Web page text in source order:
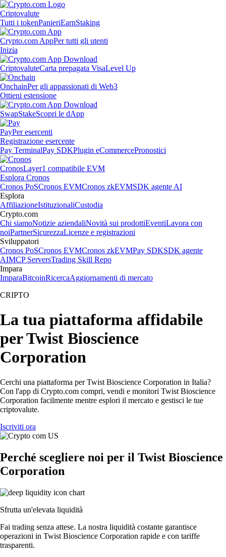
Criptovalute
Tutti i tokenPanieriEarnStaking
Crypto.com AppPer tutti gli utenti
Inizia
CriptovaluteCarta prepagata VisaLevel Up
OnchainPer gli appassionati di Web3
Ottieni estensione
SwapStakeScopri le dApp
PayPer esercenti
Registrazione esercente
Pay TerminalPay SDKPlugin eCommercePronostici
CronosLayer1 compatibile EVM
Esplora Cronos
Cronos PoSCronos EVMCronos zkEVMSDK agente AI
Esplora
AffiliazioneIstituzionaliCustodia
Crypto.com
Chi siamoNotizie aziendaliNovità sui prodottiEventiLavora con
noiPartnerSicurezzaLicenze e registrazioni
Sviluppatori
Cronos PoSCronos EVMCronos zkEVMPay SDKSDK agente
AIMCP ServersTrading Skill Repo
Impara
ImparaBitcoinRicercaAggiornamenti di mercato
CRIPTO
La tua piattaforma affidabile
per Twist Bioscience
Corporation
Cerchi una piattaforma per Twist Bioscience Corporation in Italia?
Con l'app di Crypto.com compri, vendi e monitori Twist Bioscience
Corporation facilmente mentre esplori il mercato e gestisci le tue
criptovalute.
Iscriviti ora
Perché scegliere noi per il Twist Bioscience
Corporation
Sfrutta un'elevata liquidità
Fai trading senza attese. La nostra liquidità costante garantisce
operazioni in Twist Bioscience Corporation rapide e con tariffe
trasparenti.